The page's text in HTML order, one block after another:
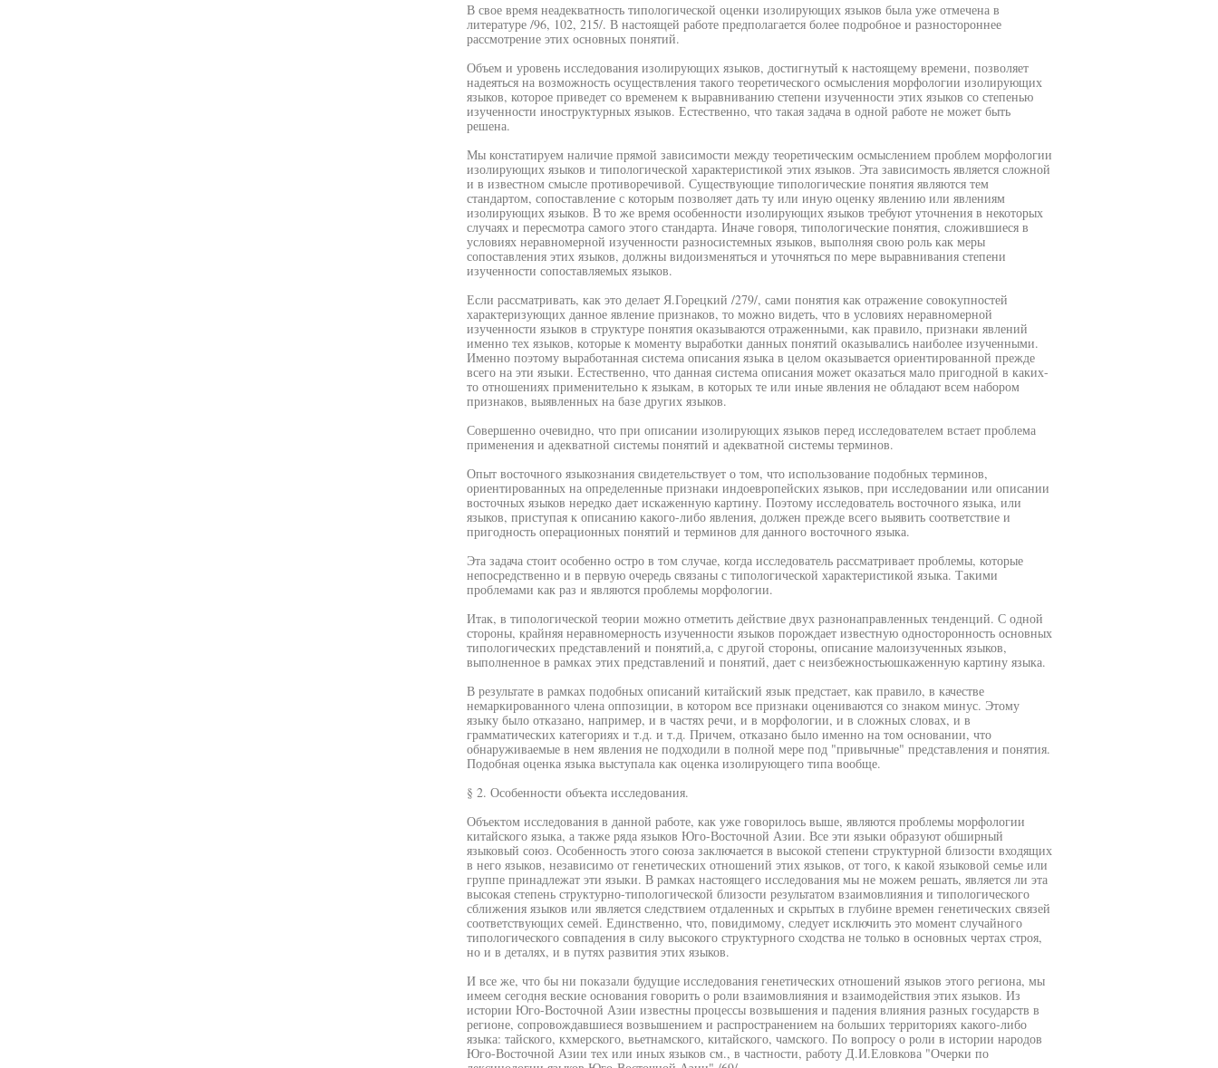
В свое время неадекватность типологической оценки изолирующих языков была уже отмечена в
литературе /96, 102, 215/. В настоящей работе предполагается более подробное и разностороннее
рассмотрение этих основных понятий.
Объем и уровень исследования изолирующих языков, достигнутый к настоящему времени, позволяет
надеяться на возможность осуществления такого теоретического осмысления морфологии изолирующих
языков, которое приведет со временем к выравниванию степени изученности этих языков со степенью
изученности иноструктурных языков. Естественно, что такая задача в одной работе не может быть
решена.
Мы констатируем наличие прямой зависимости между теоретическим осмыслением проблем морфологии
изолирующих языков и типологической характеристикой этих языков. Эта зависимость является сложной
и в известном смысле противоречивой. Существующие типологические понятия являются тем
стандартом, сопоставление с которым позволяет дать ту или иную оценку явлению или явлениям
изолирующих языков. В то же время особенности изолирующих языков требуют уточнения в некоторых
случаях и пересмотра самого этого стандарта. Иначе говоря, типологические понятия, сложившиеся в
условиях неравномерной изученности разносистемных языков, выполняя свою роль как меры
сопоставления этих языков, должны видоизменяться и уточняться по мере выравнивания степени
изученности сопоставляемых языков.
Если рассматривать, как это делает Я.Горецкий /279/, сами понятия как отражение совокупностей
характеризующих данное явление признаков, то можно видеть, что в условиях неравномерной
изученности языков в структуре понятия оказываются отраженными, как правило, признаки явлений
именно тех языков, которые к моменту выработки данных понятий оказывались наиболее изученными.
Именно поэтому выработанная система описания языка в целом оказывается ориентированной прежде
всего на эти языки. Естественно, что данная система описания может оказаться мало пригодной в каких-
то отношениях применительно к языкам, в которых те или иные явления не обладают всем набором
признаков, выявленных на базе других языков.
Совершенно очевидно, что при описании изолирующих языков перед исследователем встает проблема
применения и адекватной системы понятий и адекватной системы терминов.
Опыт восточного языкознания свидетельствует о том, что использование подобных терминов,
ориентированных на определенные признаки индоевропейских языков, при исследовании или описании
восточных языков нередко дает искаженную картину. Поэтому исследователь восточного языка, или
языков, приступая к описанию какого-либо явления, должен прежде всего выявить соответствие и
пригодность операционных понятий и терминов для данного восточного языка.
Эта задача стоит особенно остро в том случае, когда исследователь рассматривает проблемы, которые
непосредственно и в первую очередь связаны с типологической характеристикой языка. Такими
проблемами как раз и являются проблемы морфологии.
Итак, в типологической теории можно отметить действие двух разнонаправленных тенденций. С одной
стороны, крайняя неравномерность изученности языков порождает известную односторонность основных
типологических представлений и понятий,а, с другой стороны, описание малоизученных языков,
выполненное в рамках этих представлений и понятий, дает с неизбежностьюшкаженную картину языка.
В результате в рамках подобных описаний китайский язык предстает, как правило, в качестве
немаркированного члена оппозиции, в котором все признаки оцениваются со знаком минус. Этому
языку было отказано, например, и в частях речи, и в морфологии, и в сложных словах, и в
грамматических категориях и т.д. и т.д. Причем, отказано было именно на том основании, что
обнаруживаемые в нем явления не подходили в полной мере под "привычные" представления и понятия.
Подобная оценка языка выступала как оценка изолирующего типа вообще.
§ 2. Особенности объекта исследования.
Объектом исследования в данной работе, как уже говорилось выше, являются проблемы морфологии
китайского языка, а также ряда языков Юго-Восточной Азии. Все эти языки образуют обширный
языковый союз. Особенность этого союза заключается в высокой степени структурной близости входящих
в него языков, независимо от генетических отношений этих языков, от того, к какой языковой семье или
группе принадлежат эти языки. В рамках настоящего исследования мы не можем решать, является ли эта
высокая степень структурно-типологической близости результатом взаимовлияния и типологического
сближения языков или является следствием отдаленных и скрытых в глубине времен генетических связей
соответствующих семей. Единственно, что, повидимому, следует исключить это момент случайного
типологического совпадения в силу высокого структурного сходства не только в основных чертах строя,
но и в деталях, и в путях развития этих языков.
И все же, что бы ни показали будущие исследования генетических отношений языков этого региона, мы
имеем сегодня веские основания говорить о роли взаимовлияния и взаимодействия этих языков. Из
истории Юго-Восточной Азии известны процессы возвышения и падения влияния разных государств в
регионе, сопровождавшиеся возвышением и распространением на больших территориях какого-либо
языка: тайского, кхмерского, вьетнамского, китайского, чамского. По вопросу о роли в истории народов
Юго-Восточной Азии тех или иных языков см., в частности, работу Д.И.Еловкова "Очерки по